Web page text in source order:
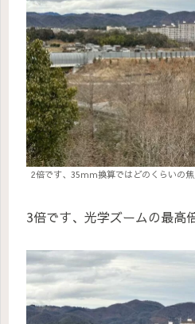
2倍です、35ｍｍ換算ではどのくらいの
3倍です、光学ズームの最高